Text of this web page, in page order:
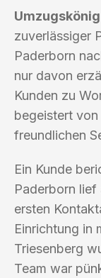
zuverlässiger
Paderborn
nur davon
Kunden zu
begeistert
freundlichen
Ein Kunde
Paderborn lief
ersten
Einrichtung in
Triesenberg
Team war